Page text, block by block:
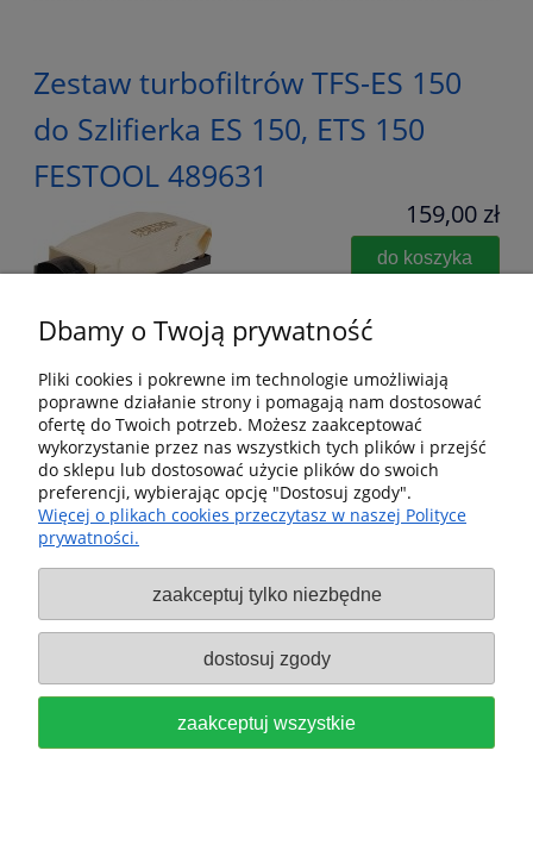
Zestaw turbofiltrów TFS-ES 150
do Szlifierka ES 150, ETS 150
FESTOOL 489631
159,00 zł
do koszyka
FESTOOL Turbofiltr do RTS 400
DTS 400 ETS 125 TF-RS 400/5 (5
szt.) 489128
do koszyka
Dbamy o Twoją prywatność
Pliki cookies i pokrewne im technologie umożliwiają
poprawne działanie strony i pomagają nam dostosować
ofertę do Twoich potrzeb. Możesz zaakceptować
wykorzystanie przez nas wszystkich tych plików i przejść
do sklepu lub dostosować użycie plików do swoich
preferencji, wybierając opcję "Dostosuj zgody".
Więcej o plikach cookies przeczytasz w naszej Polityce
prywatności.
zaakceptuj tylko niezbędne
dostosuj zgody
zaakceptuj wszystkie